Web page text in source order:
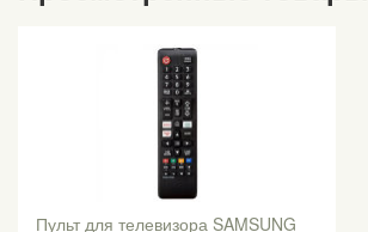
Пульт для телевизора SAMSUNG